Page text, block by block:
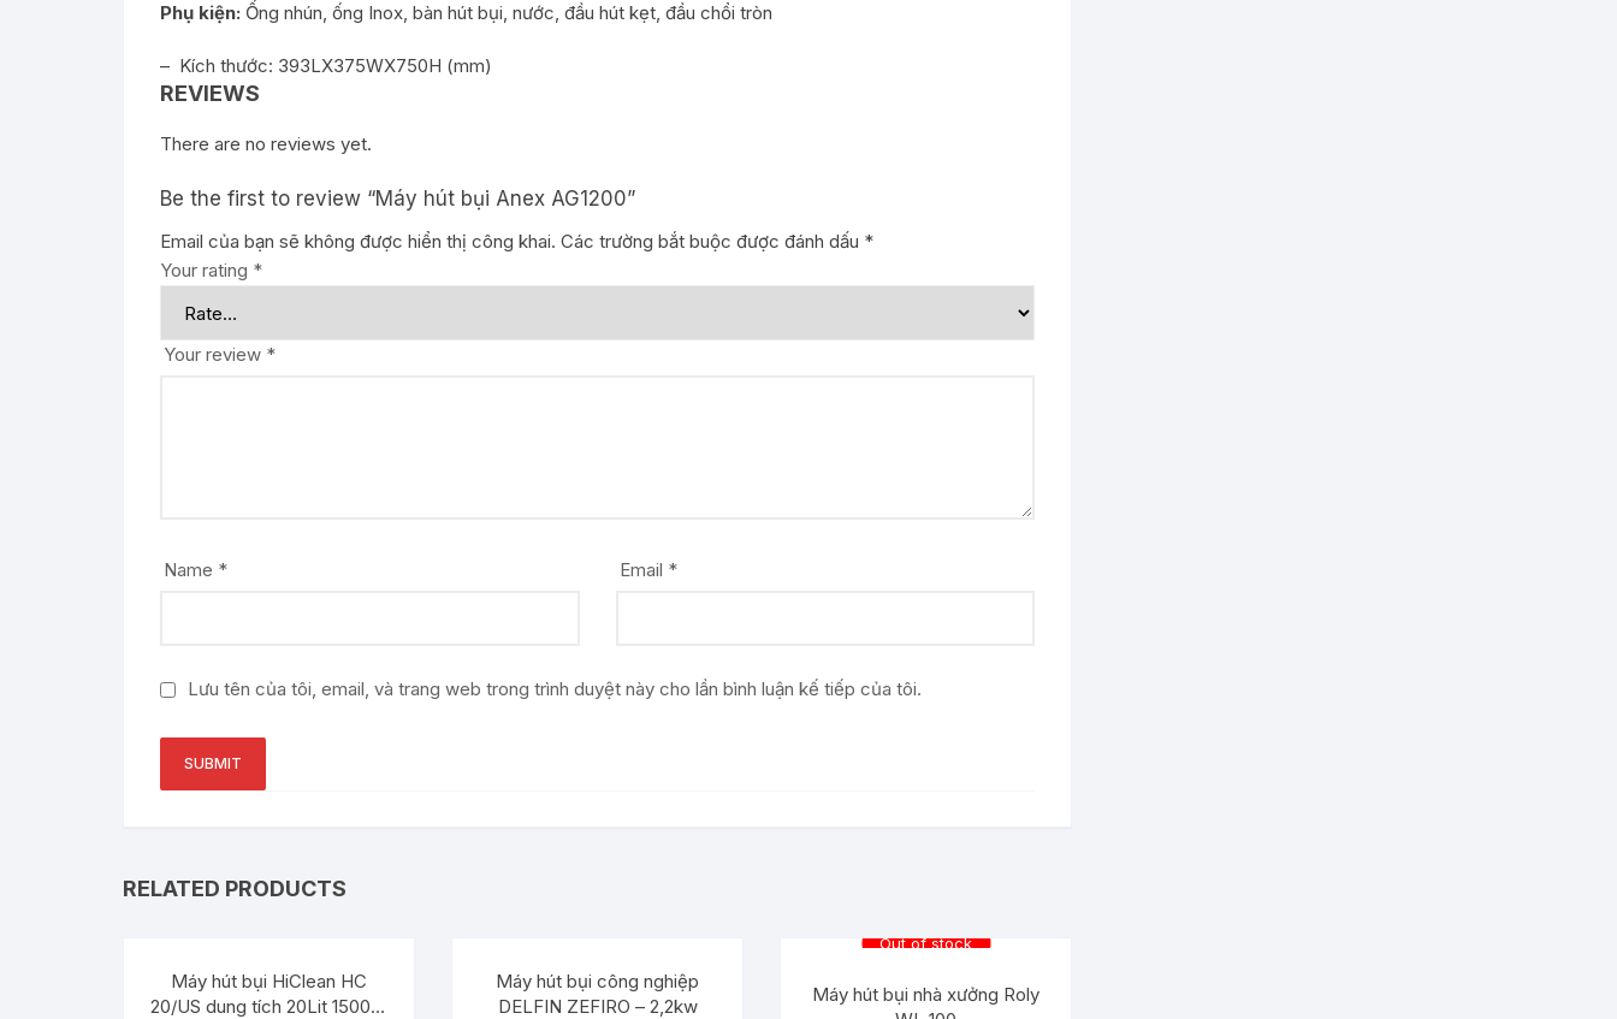
Phụ kiện: Ống nhún, ống Inox, bàn hút bụi, nước, đầu hút kẹt, đầu chổi tròn
– Kích thước: 393LX375WX750H (mm)
REVIEWS
There are no reviews yet.
Be the first to review “Máy hút bụi Anex AG1200”
Email của bạn sẽ không được hiển thị công khai. Các trường bắt buộc được đánh dấu *
Your rating *
Your review *
Name * Email *
Lưu tên của tôi, email, và trang web trong trình duyệt này cho lần bình luận kế tiếp của tôi.
RELATED PRODUCTS
Máy hút bụi HiClean HC
20/US dung tích 20Lit 1500W
Máy hút bụi công nghiệp
DELFIN ZEFIRO – 2,2kw
Out of stock
Máy hút bụi nhà xưởng Roly